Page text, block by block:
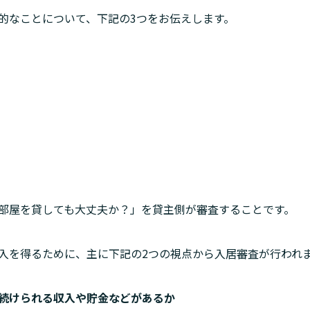
ことについて、下記の3つをお伝えします。
屋を貸しても大丈夫か？」を貸主側が審査することです。
を得るために、主に下記の2つの視点から入居審査が行われ
けられる収入や貯金などがあるか